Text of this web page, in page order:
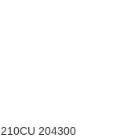
204300